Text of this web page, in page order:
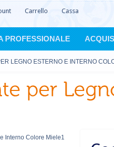
Carrello Cassa
PROFESSIONALE
LEGNO ESTERNO E INTERNO